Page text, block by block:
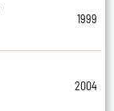
1999
2004